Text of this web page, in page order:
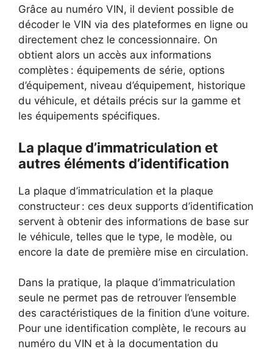
Grâce au numéro VIN, il devient possible de
décoder le VIN via des plateformes en ligne ou
directement chez le concessionnaire. On
obtient alors un accès aux informations
complètes : équipements de série, options
d’équipement, niveau d’équipement, historique
du véhicule, et détails précis sur la gamme et
les équipements spécifiques.
La plaque d’immatriculation et
autres éléments d’identification
La plaque d’immatriculation et la plaque
constructeur : ces deux supports d’identification
servent à obtenir des informations de base sur
le véhicule, telles que le type, le modèle, ou
encore la date de première mise en circulation.
Dans la pratique, la plaque d’immatriculation
seule ne permet pas de retrouver l’ensemble
des caractéristiques de la finition d’une voiture.
Pour une identification complète, le recours au
numéro du VIN et à la documentation du